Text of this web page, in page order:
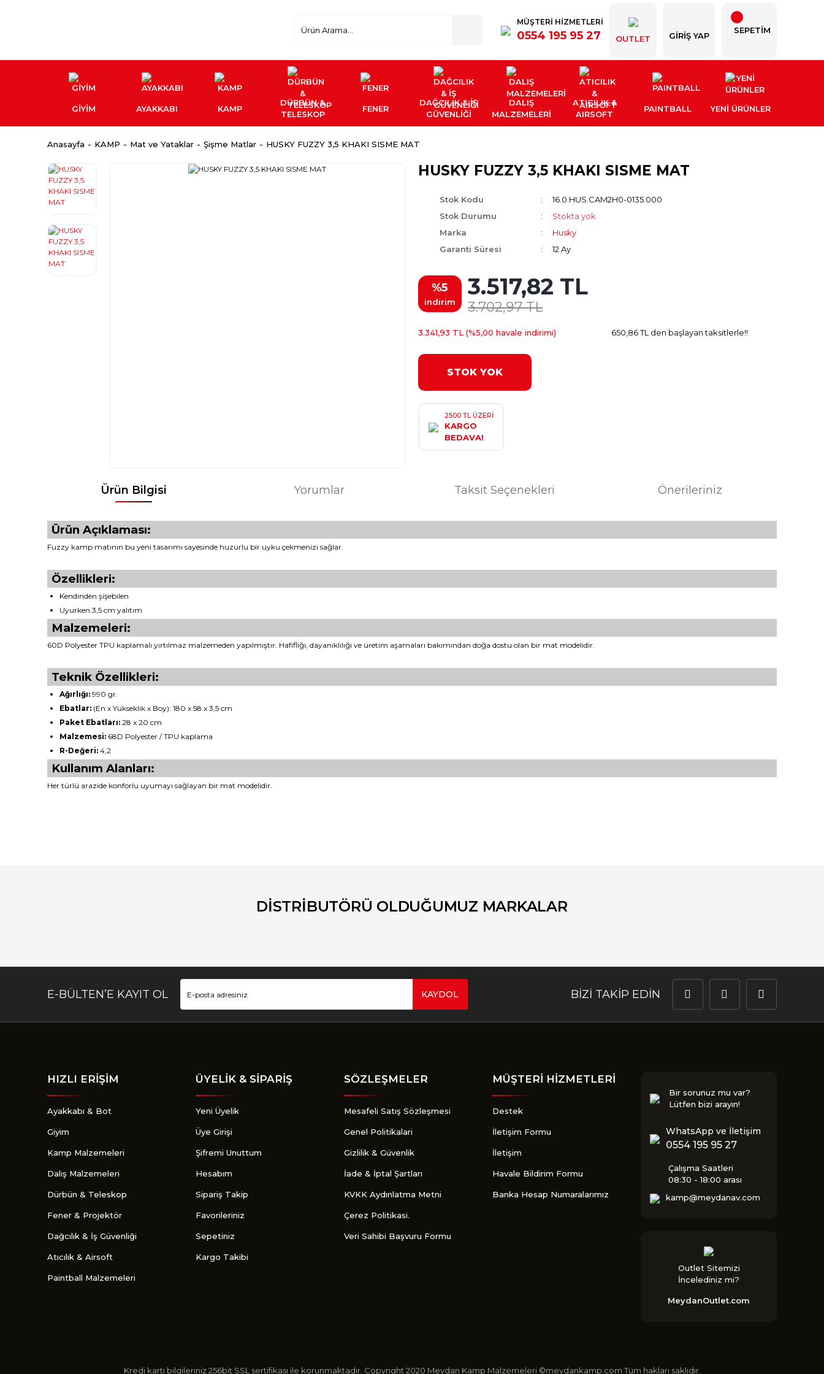
MÜŞTERİ HİZMETLERİ
0554 195 95 27 OUTLET GIRIŞ YAP
SEPETİM
GİYİM AYAKKABI KAMP
DÜRBÜN &
TELESKOP
FENER
DAĞCILIK & İŞ
GÜVENLİĞİ
DALIŞ
MALZEMELERİ
ATICILIK &
AIRSOFT
PAINTBALL YENI ÜRÜNLER
Anasayfa KAMP Mat ve Yataklar Şişme Matlar HUSKY FUZZY 3,5 KHAKI SISME MAT
HUSKY FUZZY 3,5 KHAKI SISME MAT
Stok Kodu
16.0.HUS.CAM2H0-0135.000
Stok Durumu
Stokta yok
Marka
Husky
Garanti Süresi
12 Ay
%5
indirim
3.517,82 TL
3.702,97 TL
3.341,93 TL (%5,00 havale indirimi) 650,86 TL den başlayan taksitlerle!!
STOK YOK
2500 TL ÜZERİ
KARGO
BEDAVA!
Ürün Bilgisi Yorumlar Taksit Seçenekleri Önerileriniz
Ürün Açıklaması:
Fuzzy kamp matının bu yeni tasarımı sayesinde huzurlu bir uyku çekmenizi sağlar.
Özellikleri:
Kendinden şişebilen
Uyurken 3,5 cm yalıtım
Malzemeleri:
60D Polyester TPU kaplamalı yırtılmaz malzemeden yapılmıştır. Hafifliği, dayanıklılığı ve üretim aşamaları bakımından doğa dostu olan bir mat modelidir.
Teknik Özellikleri:
Ağırlığı: 990 gr.
Ebatlar: (En x Yükseklik x Boy): 180 x 58 x 3,5 cm
Paket Ebatları: 28 x 20 cm
Malzemesi: 68D Polyester / TPU kaplama
R-Değeri: 4,2
Kullanım Alanları:
Her türlü arazide konforlu uyumayı sağlayan bir mat modelidir.
Yorum Yaz
DİSTRİBUTÖRÜ OLDUĞUMUZ MARKALAR
E-BÜLTEN’E KAYIT OL KAYDOL BİZİ TAKİP EDİN
HIZLI ERİŞİM
Ayakkabı & Bot
Giyim
Kamp Malzemeleri
Dalış Malzemeleri
Dürbün & Teleskop
Fener & Projektör
Dağcılık & İş Güvenliği
Atıcılık & Airsoft
Paintball Malzemeleri
ÜYELİK & SİPARİŞ
Yeni Üyelik
Üye Girişi
Şifremi Unuttum
Hesabım
Sipariş Takip
Favorileriniz
Sepetiniz
Kargo Takibi
SÖZLEŞMELER
Mesafeli Satış Sözleşmesi
Genel Politikalari
Gizlilik & Güvenlik
İade & İptal Şartları
KVKK Aydınlatma Metni
Çerez Politikasi.
Veri Sahibi Başvuru Formu
MÜŞTERİ HİZMETLERİ
Destek
İletişim Formu
İletişim
Havale Bildirim Formu
Banka Hesap Numaralarımız
Bir sorunuz mu var?
Lütfen bizi arayın!
WhatsApp ve İletişim
0554 195 95 27
Çalışma Saatleri
08:30 - 18:00 arası
kamp@meydanav.com
Outlet Sitemizi
İncelediniz mi?
MeydanOutlet.com
Kredi kartı bilgileriniz 256bit SSL sertifikası ile korunmaktadır. Copyright 2020 Meydan Kamp Malzemeleri ©meydankamp.com Tüm hakları saklıdır.